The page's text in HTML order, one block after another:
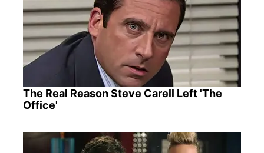
The Real Reason Steve Carell Left 'The
Office'